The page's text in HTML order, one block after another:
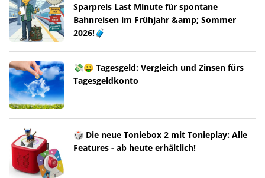
Sparpreis Last Minute für spontane
Bahnreisen im Frühjahr &amp; Sommer
2026!🧳
💸🤑 Tagesgeld: Vergleich und Zinsen fürs
Tagesgeldkonto
🎲 Die neue Toniebox 2 mit Tonieplay: Alle
Features - ab heute erhältlich!